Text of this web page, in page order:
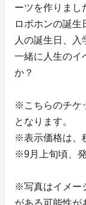
ーツを作りまし
ロボホンの誕
人の誕生日、入
一緒に人生のイ
か？
※こちらのチケ
となります。
※表示価格は、
※9月上旬頃、発
※写真はイメー